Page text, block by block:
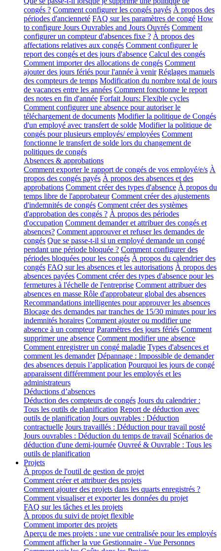
congés ? Comment configurer les congés payés À propos des
périodes d'ancienneté FAQ sur les paramètres de congé How
to configure Jours Ouvrables and Jours Ouvrés Comment
configurer un compteur d'absences fixe ? À propos des
affectations relatives aux congés Comment configurer le
report des congés et des jours d'absence Calcul des congés
Comment importer des allocations de congés Comment
ajouter des jours fériés pour l'année à venir Réglages manuels
des compteurs de temps Modification du nombre total de jours
de vacances entre les années Comment fonctionne le report
des notes en fin d'année Forfait Jours: Flexible cycles
Comment configurer une absence pour autoriser le
téléchargement de documents Modifier la politique de Congés
d'un employé avec transfert de solde Modifier la politique de
congés pour plusieurs employés/ employées Comment
fonctionne le transfert de solde lors du changement de
politiques de congés
Absences & approbations
Comment exporter le rapport de congés de vos employé/e/s À
propos des congés payés À propos des absences et des
approbations Comment créer des types d'absence À propos du
temps libre de l'approbateur Comment créer des ajustements
d'indemnités de congés Comment créer des systèmes
d'approbation des congés ? À propos des périodes
d'occupation Comment demander et attribuer des congés et
absences? Comment approuver et refuser les demandes de
congés Que se passe-t-il si un employé demande un congé
pendant une période bloquée ? Comment configurer des
périodes bloquées pour les congés À propos du calendrier des
congés FAQ sur les absences et les autorisations À propos des
absences payées Comment créer des types d'absence pour les
fermetures à l'échelle de l'entreprise Comment attribuer des
absences en masse Rôle d'approbateur global des absences
Recommandations intelligentes pour approuver les absences
Blocage des demandes par tranches de 15/30 minutes pour les
indemnités horaires Comment ajouter ou modifier une
absence à un compteur Paramètres des jours fériés Comment
supprimer une absence Comment modifier une absence
Comment enregistrer un congé maladie Types d'absences et
comment les demander Dépannage : Impossible de demander
des absences depuis l’application Pourquoi les jours de congé
apparaissent différemment pour les employés et les
administrateurs
Déductions d’absences
Déduction des compteurs de congés Jours du calendrier :
Tous les outils de planification Report de déduction avec
outils de planification Jours ouvrables : Déduction
contractuelle Jours travaillés : Déduction pour travail posté
Jours ouvrables : Déduction du temps de travail Scénarios de
déduction d'une demi-journée Ouvreé & Ouvrable : Tous les
outils de planification
Projets
À propos de l'outil de gestion de projet
Comment créer et attribuer des projets
Comment ajouter des projets dans les quarts enregistrés ?
Comment visualiser et exporter les données du projet
FAQ sur les tâches et les projets
À propos du suivi de projet flexible
Comment importer des projets
Aperçu de mes projets : une vue centralisée pour les employés
Comment afficher la vue Gestionnaire - Vue Personnes